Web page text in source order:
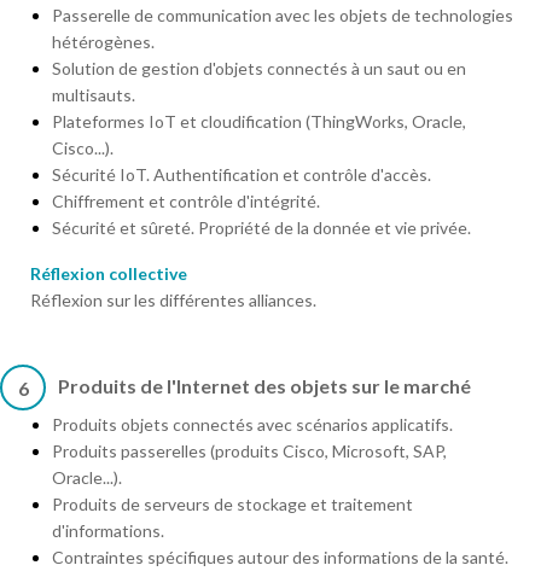
Passerelle de communication avec les objets de technologies
hétérogènes.
Solution de gestion d'objets connectés à un saut ou en
multisauts.
Plateformes IoT et cloudification (ThingWorks, Oracle,
Cisco...).
Sécurité IoT. Authentification et contrôle d'accès.
Chiffrement et contrôle d'intégrité.
Sécurité et sûreté. Propriété de la donnée et vie privée.
Réflexion collective
Réflexion sur les différentes alliances.
6 Produits de l'Internet des objets sur le marché
Produits objets connectés avec scénarios applicatifs.
Produits passerelles (produits Cisco, Microsoft, SAP,
Oracle...).
Produits de serveurs de stockage et traitement
d'informations.
Contraintes spécifiques autour des informations de la santé.